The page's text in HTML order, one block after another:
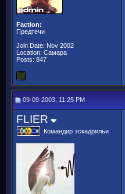
Faction:
Предтечи
Join Date: Nov 2002
Location: Самара
Posts: 847
09-09-2003, 11:25 PM
FLIER
Командир эскадрильи